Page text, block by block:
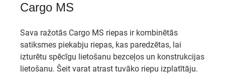
Cargo MS
Sava ražotās Cargo MS riepas ir kombinētās
satiksmes piekabju riepas, kas paredzētas, lai
izturētu spēcīgu lietošanu bezceļos un konstrukcijas
lietošanu. Šeit varat atrast tuvāko riepu izplatītāju.